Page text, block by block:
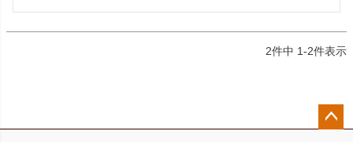
2件中 1-2件表示